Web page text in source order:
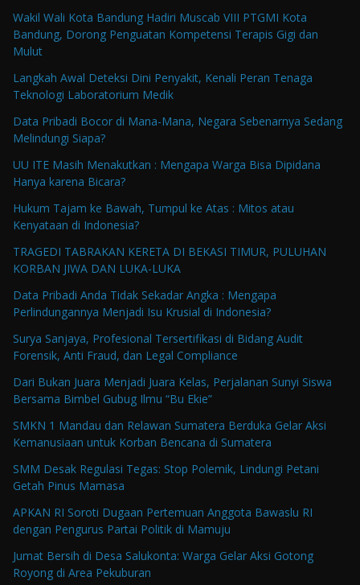
Wakil Wali Kota Bandung Hadiri Muscab VIII PTGMI Kota
Bandung, Dorong Penguatan Kompetensi Terapis Gigi dan
Mulut
Langkah Awal Deteksi Dini Penyakit, Kenali Peran Tenaga
Teknologi Laboratorium Medik
Data Pribadi Bocor di Mana-Mana, Negara Sebenarnya Sedang
Melindungi Siapa?
UU ITE Masih Menakutkan : Mengapa Warga Bisa Dipidana
Hanya karena Bicara?
Hukum Tajam ke Bawah, Tumpul ke Atas : Mitos atau
Kenyataan di Indonesia?
TRAGEDI TABRAKAN KERETA DI BEKASI TIMUR, PULUHAN
KORBAN JIWA DAN LUKA-LUKA
Data Pribadi Anda Tidak Sekadar Angka : Mengapa
Perlindungannya Menjadi Isu Krusial di Indonesia?
Surya Sanjaya, Profesional Tersertifikasi di Bidang Audit
Forensik, Anti Fraud, dan Legal Compliance
Dari Bukan Juara Menjadi Juara Kelas, Perjalanan Sunyi Siswa
Bersama Bimbel Gubug Ilmu “Bu Ekie”
SMKN 1 Mandau dan Relawan Sumatera Berduka Gelar Aksi
Kemanusiaan untuk Korban Bencana di Sumatera
SMM Desak Regulasi Tegas: Stop Polemik, Lindungi Petani
Getah Pinus Mamasa
APKAN RI Soroti Dugaan Pertemuan Anggota Bawaslu RI
dengan Pengurus Partai Politik di Mamuju
Jumat Bersih di Desa Salukonta: Warga Gelar Aksi Gotong
Royong di Area Pekuburan